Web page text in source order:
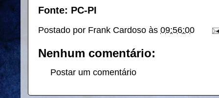
Fonte: PC-PI
Postado por Frank Cardoso às 09:56:00
Nenhum comentário:
Postar um comentário